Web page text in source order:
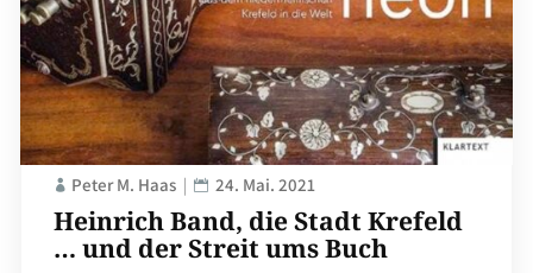
Heinrich Band, die Stadt Krefeld
… und der Streit ums Buch
Peter M. Haas 24. Mai. 2021